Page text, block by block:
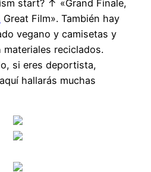
start? ↑ «Grand Finale,
Great Film». También hay
vegano y camisetas y
reciclados.
si eres deportista,
aquí hallarás muchas